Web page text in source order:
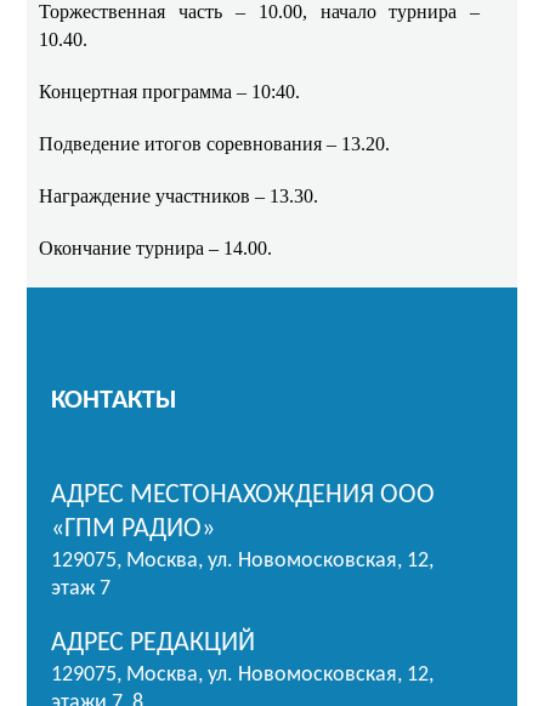
Торжественная часть – 10.00, начало турнира –
10.40.
Концертная программа – 10:40.
Подведение итогов соревнования – 13.20.
Награждение участников – 13.30.
Окончание турнира – 14.00.
КОНТАКТЫ
АДРЕС МЕСТОНАХОЖДЕНИЯ ООО
«ГПМ РАДИО»
129075, Москва, ул. Новомосковская, 12,
этаж 7
АДРЕС РЕДАКЦИЙ
129075, Москва, ул. Новомосковская, 12,